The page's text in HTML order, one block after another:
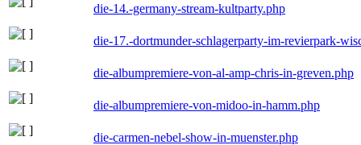
die-14.-germany-stream-kultparty.php
die-17.-dortmunder-schlagerparty-im-revierpark-
die-albumpremiere-von-al-amp-chris-in-greven.php
die-albumpremiere-von-midoo-in-hamm.php
die-carmen-nebel-show-in-muenster.php